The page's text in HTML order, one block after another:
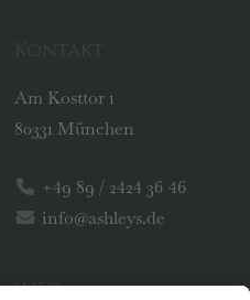
Am Kosttor 1
80331 München
+49 89 / 2424 36 46
info@ashleys.de
Info